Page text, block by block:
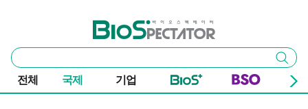
바이오스펙테이터
통
합
검
색
검색
전체 국제 기업